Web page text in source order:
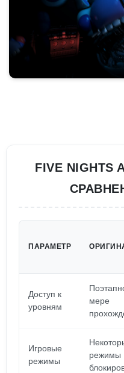
FIVE NIGHTS
ПАРАМЕТР
Доступ к
уровням
мере
Игровые
режимы
режимы